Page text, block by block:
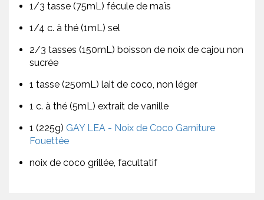
1/3 tasse (75mL) fécule de maïs
1/4 c. à thé (1mL) sel
2/3 tasses (150mL) boisson de noix de cajou non
sucrée
1 tasse (250mL) lait de coco, non léger
1 c. à thé (5mL) extrait de vanille
1 (225g) GAY LEA - Noix de Coco Garniture
Fouettée
noix de coco grillée, facultatif